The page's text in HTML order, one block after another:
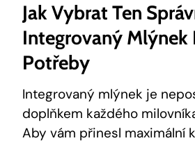
Jak Vybrat Ten
Integrovaný Mlýnek
Potřeby
Integrovaný mlýnek je
doplňkem každého
Aby vám přinesl maximální